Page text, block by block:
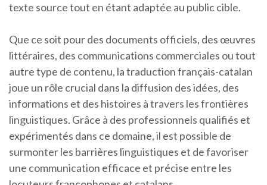
texte source tout en étant adaptée au public cible.
Que ce soit pour des documents officiels, des œuvres
littéraires, des communications commerciales ou tout
autre type de contenu, la traduction français-catalan
joue un rôle crucial dans la diffusion des idées, des
informations et des histoires à travers les frontières
linguistiques. Grâce à des professionnels qualifiés et
expérimentés dans ce domaine, il est possible de
surmonter les barrières linguistiques et de favoriser
une communication efficace et précise entre les